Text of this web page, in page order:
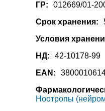
ГР:
012669/01-
Срок хранения:
Условия
НД:
42-10178-99
EAN:
Ноотропы